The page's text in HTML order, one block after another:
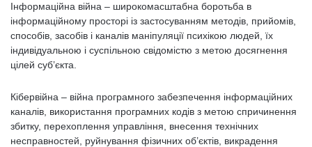
Інформаційна війна – широкомасштабна боротьба в
інформаційному просторі із застосуванням методів, прийомів,
способів, засобів і каналів маніпуляції психікою людей, їх
індивідуальною і суспільною свідомістю з метою досягнення
цілей суб’єкта.
Кібервійна – війна програмного забезпечення інформаційних
каналів, використання програмних кодів з метою спричинення
збитку, перехоплення управління, внесення технічних
несправностей, руйнування фізичних об’єктів, викрадення